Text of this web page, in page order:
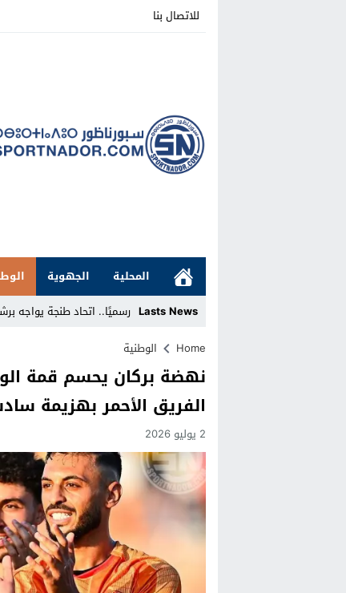
للاتصال بنا
المحلية الجهوية
Lasts News رسميًا.. اتحاد طنجة يواجه برشلونة
Stop
Previous
Next
Home الوطنية
نهضة بركان يحسم قمة
الفريق الأحمر بهزيمة
2 يوليو 2026